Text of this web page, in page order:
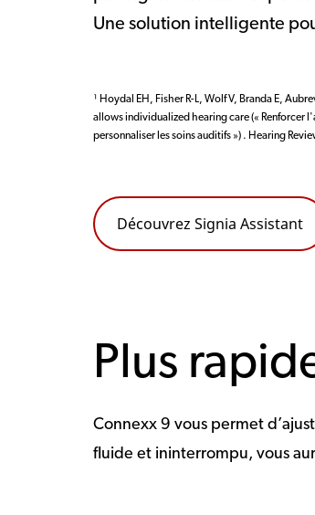
Une solution intelligente
¹ Hoydal EH, Fisher R-L, Wolf V, Branda E,
allows individualized hearing care (« Renforcer
personnaliser les soins auditifs ») . Hearing
Découvrez Signia Assistant
Plus
Connexx 9 vous permet
fluide et ininterrompu, vous